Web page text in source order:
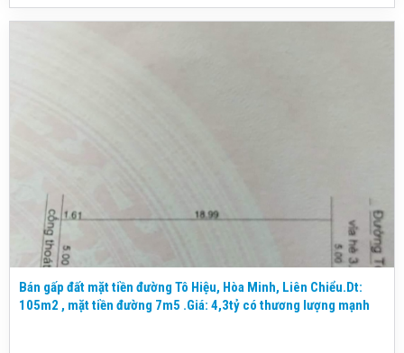
Bán gấp đất mặt tiền đường Tô Hiệu, Hòa Minh, Liên Chiểu.Dt:
105m2 , mặt tiền đường 7m5 .Giá: 4,3tỷ có thương lượng mạnh